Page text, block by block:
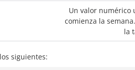
Un valor numérico
comienza la
la
siguientes: